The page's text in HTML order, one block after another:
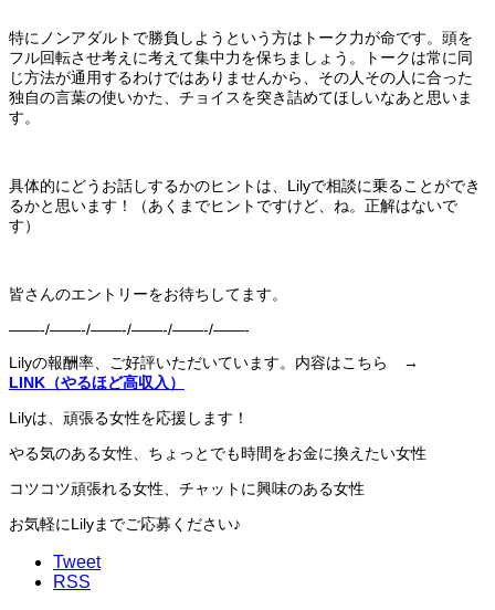
特にノンアダルトで勝負しようという方はトーク力が命です。頭を
フル回転させ考えに考えて集中力を保ちましょう。トークは常に同
じ方法が通用するわけではありませんから、その人その人に合った
独自の言葉の使いかた、チョイスを突き詰めてほしいなあと思いま
す。
具体的にどうお話しするかのヒントは、Lilyで相談に乗ることができ
るかと思います！（あくまでヒントですけど、ね。正解はないで
す）
皆さんのエントリーをお待ちしてます。
——-/——-/——-/——-/——-/——-
Lilyの報酬率、ご好評いただいています。内容はこちら →
LINK（やるほど高収入）
Lilyは、頑張る女性を応援します！
やる気のある女性、ちょっとでも時間をお金に換えたい女性
コツコツ頑張れる女性、チャットに興味のある女性
お気軽にLilyまでご応募ください♪
Tweet
RSS